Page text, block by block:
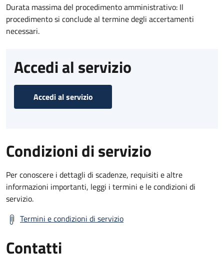
Durata massima del procedimento amministrativo: Il
procedimento si conclude al termine degli accertamenti
necessari.
Accedi al servizio
Accedi al servizio
Condizioni di servizio
Per conoscere i dettagli di scadenze, requisiti e altre
informazioni importanti, leggi i termini e le condizioni di
servizio.
Termini e condizioni di servizio
Contatti